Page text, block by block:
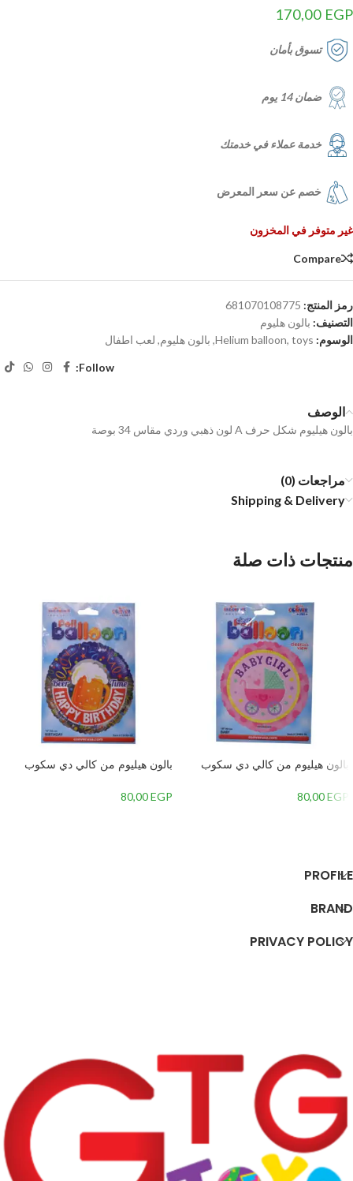
170,00 EGP
تسوق بأمان
ضمان 14 يوم
خدمة عملاء في خدمتك
خصم عن سعر المعرض
غير متوفر في المخزون
Compare
رمز المنتج: 681070108775
التصنيف: بالون هليوم
الوسوم:
Helium balloon, toys
, بالون هليوم, لعب اطفال
Follow:
الوصف
بالون هيليوم شكل حرف A لون ذهبي وردي مقاس 34 بوصة
مراجعات (0)
Shipping & Delivery
منتجات ذات صلة
بالون هيليوم من كالي دي سكوب
عربة بيبي،بينك
80,00EGP
بالون هيليوم من كالي دي سكوب
الالوان80,00EGP
PROFILE
BRAND
PRIVACY POLICY